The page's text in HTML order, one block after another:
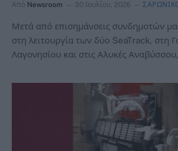
Από Newsroom 30 Ιουλίου, 2026
Μετά από επισημάνσεις συνδημοτών
στη λειτουργία των δύο SeaTrack, στη
Λαγονησίου και στις Αλυκές